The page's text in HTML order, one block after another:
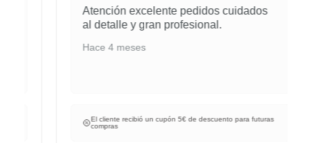
Atención excelente pedidos cuidados
al detalle y gran profesional.
Hace 4 meses
El cliente recibió un cupón 5€ de descuento para futuras
compras